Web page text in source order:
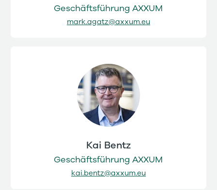
Geschäftsführung AXXUM
mark.agatz@axxum.eu
Kai Bentz
Geschäftsführung AXXUM
kai.bentz@axxum.eu